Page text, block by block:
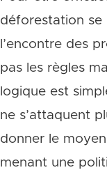
déforestation se
l’encontre des
pas les règles
logique est
ne s’attaquent
donner le
menant une